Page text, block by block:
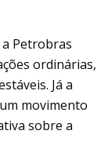
a Petrobras
ordinárias,
Já a
movimento
sobre a